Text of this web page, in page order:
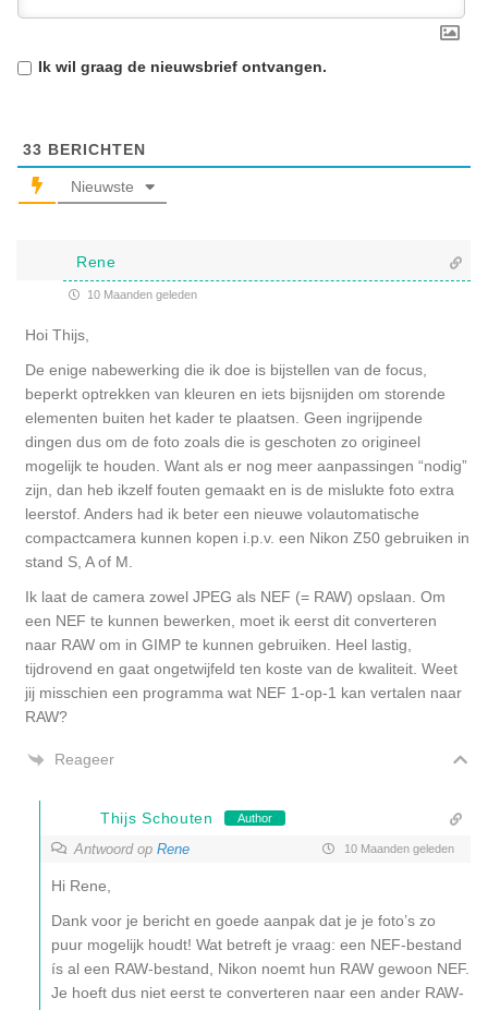
Ik wil graag de nieuwsbrief ontvangen.
33 BERICHTEN
Nieuwste
Rene
10 Maanden geleden
Hoi Thijs,
De enige nabewerking die ik doe is bijstellen van de focus,
beperkt optrekken van kleuren en iets bijsnijden om storende
elementen buiten het kader te plaatsen. Geen ingrijpende
dingen dus om de foto zoals die is geschoten zo origineel
mogelijk te houden. Want als er nog meer aanpassingen “nodig”
zijn, dan heb ikzelf fouten gemaakt en is de mislukte foto extra
leerstof. Anders had ik beter een nieuwe volautomatische
compactcamera kunnen kopen i.p.v. een Nikon Z50 gebruiken in
stand S, A of M.
Ik laat de camera zowel JPEG als NEF (= RAW) opslaan. Om
een NEF te kunnen bewerken, moet ik eerst dit converteren
naar RAW om in GIMP te kunnen gebruiken. Heel lastig,
tijdrovend en gaat ongetwijfeld ten koste van de kwaliteit. Weet
jij misschien een programma wat NEF 1-op-1 kan vertalen naar
RAW?
Reageer
Thijs Schouten Author
Antwoord op Rene 10 Maanden geleden
Hi Rene,
Dank voor je bericht en goede aanpak dat je je foto’s zo
puur mogelijk houdt! Wat betreft je vraag: een NEF-bestand
ís al een RAW-bestand, Nikon noemt hun RAW gewoon NEF.
Je hoeft dus niet eerst te converteren naar een ander RAW-